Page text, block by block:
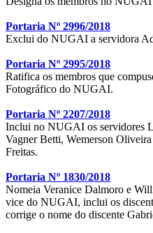
Portaria Nº 2996/2018
Exclui do NUGAI a servidora
Portaria Nº 2995/2018
Ratifica os membros que
Fotográfico do NUGAI.
Portaria Nº 2207/2018
Inclui no NUGAI os servidores
Vagner Betti, Wemerson
Freitas.
Portaria Nº 1830/2018
Nomeia Veranice Dalmoro e
vice do NUGAI, inclui os
corrige o nome do discente